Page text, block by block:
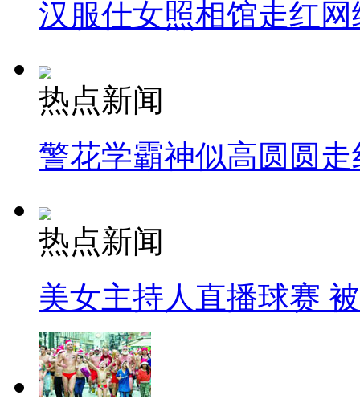
汉服仕女照相馆走红网
热点新闻
警花学霸神似高圆圆走
热点新闻
美女主持人直播球赛